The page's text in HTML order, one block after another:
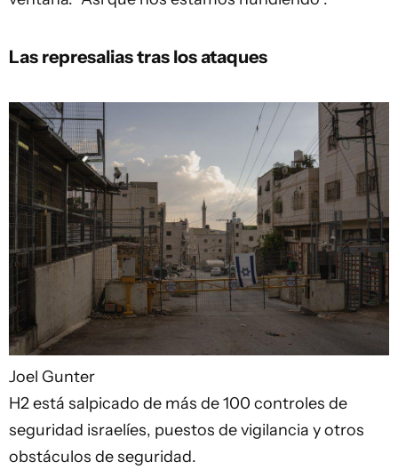
Las represalias tras los ataques
Joel Gunter
H2 está salpicado de más de 100 controles de
seguridad israelíes, puestos de vigilancia y otros
obstáculos de seguridad.